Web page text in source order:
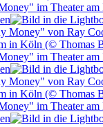
im Theater am
im Theater am
im Theater am